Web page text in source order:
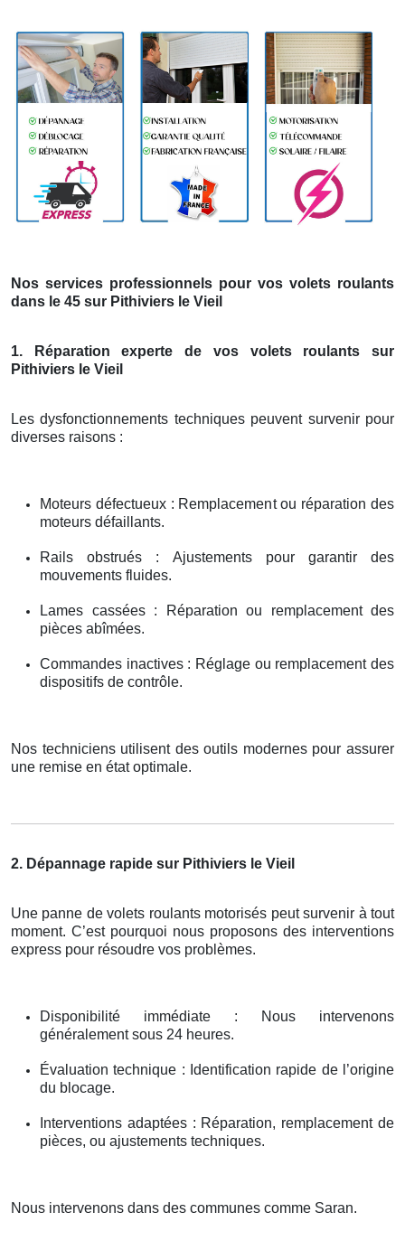
Nos services professionnels pour vos volets roulants
dans le 45 sur Pithiviers le Vieil
1. Réparation experte de vos volets roulants sur
Pithiviers le Vieil
Les dysfonctionnements techniques peuvent survenir pour
diverses raisons :
Moteurs défectueux : Remplacement ou réparation des
moteurs défaillants.
Rails obstrués : Ajustements pour garantir des
mouvements fluides.
Lames cassées : Réparation ou remplacement des
pièces abîmées.
Commandes inactives : Réglage ou remplacement des
dispositifs de contrôle.
Nos techniciens utilisent des outils modernes pour assurer
une remise en état optimale.
2. Dépannage rapide sur Pithiviers le Vieil
Une panne de volets roulants motorisés peut survenir à tout
moment. C’est pourquoi nous proposons des interventions
express pour résoudre vos problèmes.
Disponibilité immédiate : Nous intervenons
généralement sous 24 heures.
Évaluation technique : Identification rapide de l’origine
du blocage.
Interventions adaptées : Réparation, remplacement de
pièces, ou ajustements techniques.
Nous intervenons dans des communes comme Saran.